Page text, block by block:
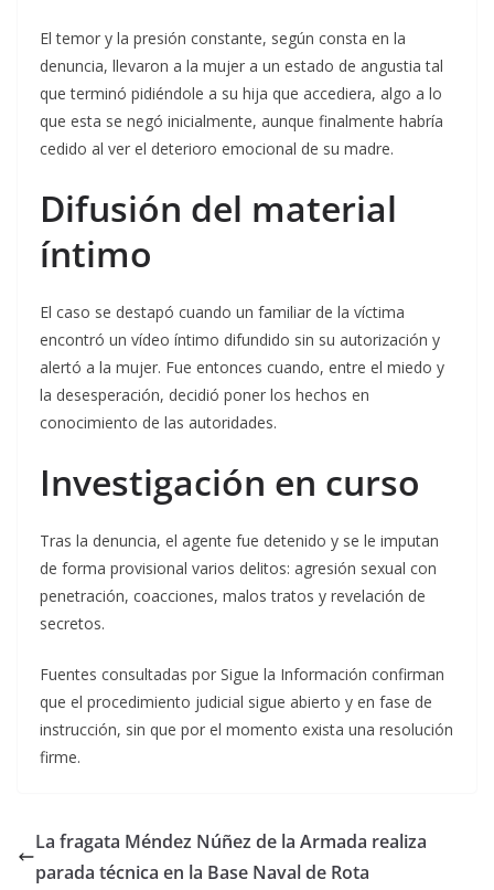
El temor y la presión constante, según consta en la
denuncia, llevaron a la mujer a un estado de angustia tal
que terminó pidiéndole a su hija que accediera, algo a lo
que esta se negó inicialmente, aunque finalmente habría
cedido al ver el deterioro emocional de su madre.
Difusión del material
íntimo
El caso se destapó cuando un familiar de la víctima
encontró un vídeo íntimo difundido sin su autorización y
alertó a la mujer. Fue entonces cuando, entre el miedo y
la desesperación, decidió poner los hechos en
conocimiento de las autoridades.
Investigación en curso
Tras la denuncia, el agente fue detenido y se le imputan
de forma provisional varios delitos: agresión sexual con
penetración, coacciones, malos tratos y revelación de
secretos.
Fuentes consultadas por Sigue la Información confirman
que el procedimiento judicial sigue abierto y en fase de
instrucción, sin que por el momento exista una resolución
firme.
La fragata Méndez Núñez de la Armada realiza
parada técnica en la Base Naval de Rota